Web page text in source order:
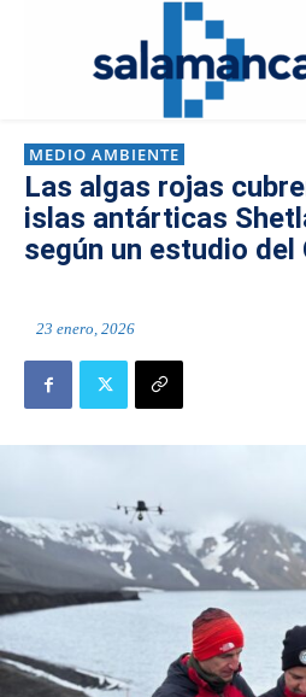
MEDIO AMBIENTE
Las algas rojas
islas antárticas
según un estudio del
23 enero, 2026